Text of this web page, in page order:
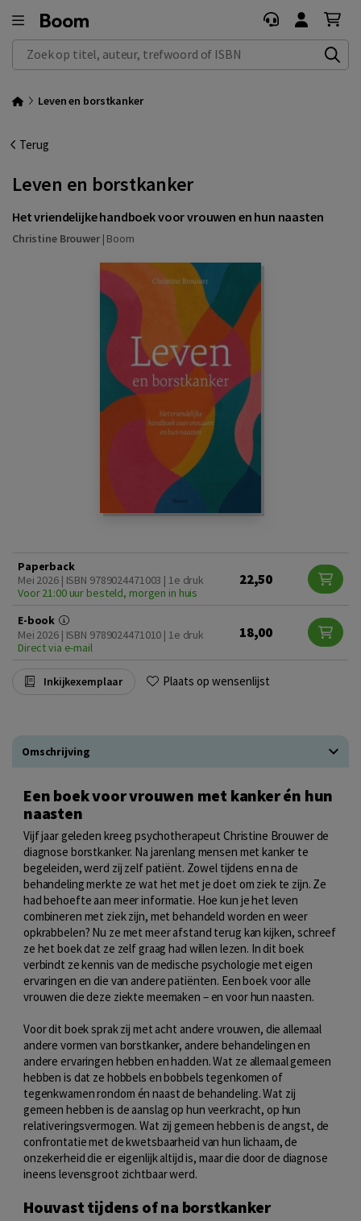
Zoek op titel, auteur, trefwoord of ISBN
Leven en borstkanker
Terug
Leven en borstkanker
Het vriendelijke handboek voor vrouwen en hun naasten
Christine Brouwer| Boom
Paperback
Mei 2026 | ISBN 9789024471003 | 1e druk
Voor 21:00 uur besteld, morgen in huis
22,50
E-book
Mei 2026 | ISBN 9789024471010 | 1e druk
Direct via e-mail
18,00
Inkijkexemplaar Plaats op wensenlijst
Omschrijving
Een boek voor vrouwen met kanker én hun
naasten
Vijf jaar geleden kreeg psychotherapeut Christine Brouwer de
diagnose borstkanker. Na jarenlang mensen met kanker te
begeleiden, werd zij zelf patiënt. Zowel tijdens en na de
behandeling merkte ze wat het met je doet om ziek te zijn. Ze
had behoefte aan meer informatie. Hoe kun je het leven
combineren met ziek zijn, met behandeld worden en weer
opkrabbelen? Nu ze met meer afstand terug kan kijken, schreef
ze het boek dat ze zelf graag had willen lezen. In dit boek
verbindt ze kennis van de medische psychologie met eigen
ervaringen en die van andere patiënten. Een boek voor alle
vrouwen die deze ziekte meemaken – en voor hun naasten.
Voor dit boek sprak zij met acht andere vrouwen, die allemaal
andere vormen van borstkanker, andere behandelingen en
andere ervaringen hebben en hadden. Wat ze allemaal gemeen
hebben is dat ze hobbels en bobbels tegenkomen of
tegenkwamen rondom én naast de behandeling. Wat zij
gemeen hebben is de aanslag op hun veerkracht, op hun
relativeringsvermogen. Wat zij gemeen hebben is de angst, de
confrontatie met de kwetsbaarheid van hun lichaam, de
onzekerheid die er eigenlijk altijd is, maar die door de diagnose
ineens levensgroot zichtbaar werd.
Houvast tijdens of na borstkanker